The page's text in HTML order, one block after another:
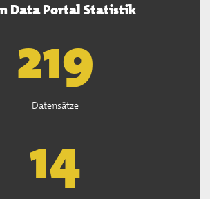
Data Portal Statistik
221
Datensätze
15